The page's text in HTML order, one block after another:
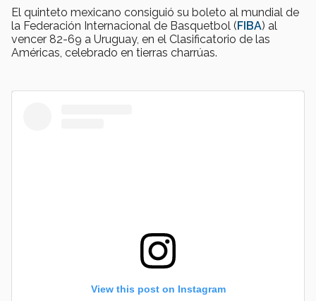
El quinteto mexicano consiguió su boleto al mundial de
la Federación Internacional de Basquetbol (FIBA) al
vencer 82-69 a Uruguay, en el Clasificatorio de las
Américas, celebrado en tierras charrúas.
View this post on Instagram